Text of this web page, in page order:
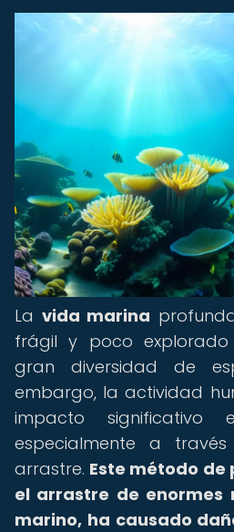
La vida marina
frágil y poco
gran diversidad de
embargo, la actividad
impacto significativo
especialmente a
arrastre. Este método de
el arrastre de enormes
marino, ha causado